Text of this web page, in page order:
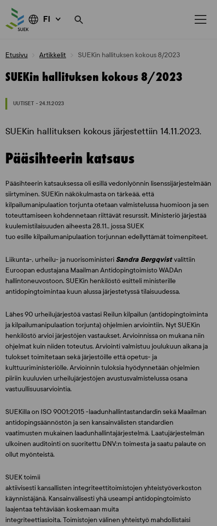
FI
Etusivu Artikkelit SUEKin hallituksen kokous 8/2023
SUEKin hallituksen kokous 8/2023
UUTISET - 24.11.2023
SUEKin hallituksen kokous järjestettiin 14.11.2023.
Pääsihteerin katsaus
Pääsihteerin katsauksessa oli esillä vedonlyönnin lisenssijärjestelmään
siirtyminen. SUEKin näkökulmasta on tärkeää, että
kilpailumanipulaation torjunta otetaan valmistelussa huomioon ja sen
toteuttamiseen kohdennetaan riittävät resurssit. Ministeriö järjestää
kuulemistilaisuuden aiheesta 28.11., jossa SUEK
tuo esille kilpailumanipulaation torjunnan edellyttämät toimenpiteet.
Liikunta-, urheilu- ja nuorisoministeri Sandra Bergqvistvalittiin
Euroopan edustajana Maailman Antidopingtoimisto WADAn
hallintoneuvostoon. SUEKin henkilöstö esitteli ministerille
antidopingtoimintaa kuun alussa järjestetyssä tilaisuudessa.
Lähes 90 urheilujärjestöä vastasi Reilun kilpailun (antidopingtoiminta
ja kilpailumanipulaation torjunta) ohjelmien arviointiin. Nyt SUEKin
henkilöstö arvioi järjestöjen vastaukset. Arvioinnissa on mukana niin
ohjelmat kuin niiden toteutus. Arviointi valmistuu joulukuun aikana ja
tulokset toimitetaan sekä järjestöille että opetus- ja
kulttuuriministeriölle. Arvioinnin tuloksia hyödynnetään ohjelmien
piiriin kuuluvien urheilujärjestöjen avustusvalmistelussa osana
vastuullisuusarviointia.
SUEKilla on ISO 9001:2015 -laadunhallintastandardin sekä Maailman
antidopingsäännöstön ja sen kansainvälisten standardien
vaatimusten mukainen laadunhallintajärjestelmä. Laatujärjestelmän
ulkoinen auditointi on suoritettu DNV:n toimesta ja saatu palaute on
ollut myönteistä.
SUEK toimii
aktiivisesti kansallisten integriteettitoimistojen yhteistyöverkoston
käynnistäjänä. Kansainvälisesti yhä useampi antidopingtoimisto
laajentaa tehtäviään koskemaan muita
integriteettiasioita. Toimistojen välinen yhteistyö mahdollistaisi